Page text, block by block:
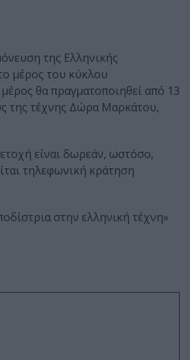
της Ελληνικής
μέρος του κύκλου
θα πραγματοποιηθεί από 13
της τέχνης Δώρα Μαρκάτου,
είναι δωρεάν, ωστόσο,
τηλεφωνική κράτηση
στην ελληνική τέχνη»